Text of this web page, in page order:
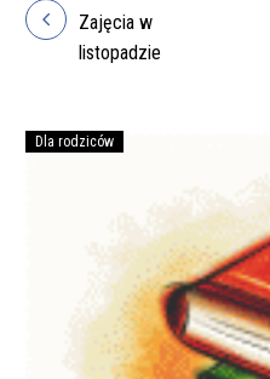
Nawigacja
wpisu
Zajęcia w
listopadzie
Dla rodziców